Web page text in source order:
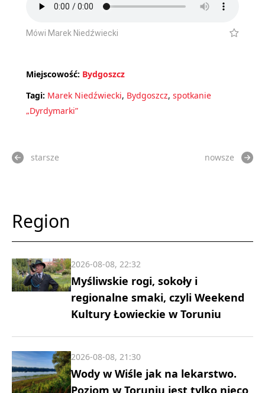
Mówi Marek Niedźwiecki
Miejscowość: Bydgoszcz
Tagi: Marek Niedźwiecki, Bydgoszcz, spotkanie
„Dyrdymarki”
starsze nowsze
Region
Myśliwskie rogi, sokoły i
regionalne smaki, czyli Weekend
Kultury Łowieckie w Toruniu
2026-08-08, 22:32
Wody w Wiśle jak na lekarstwo.
Poziom w Toruniu jest tylko nieco
2026-08-08, 21:30